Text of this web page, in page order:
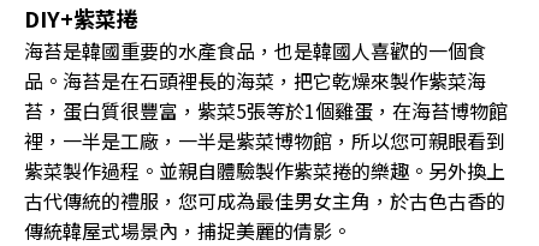
DIY+紫菜捲
海苔是韓國重要的水產食品，也是韓國人喜歡的一個食
品。海苔是在石頭裡長的海菜，把它乾燥來製作紫菜海
苔，蛋白質很豐富，紫菜5張等於1個雞蛋，在海苔博物館
裡，一半是工廠，一半是紫菜博物館，所以您可親眼看到
紫菜製作過程。並親自體驗製作紫菜捲的樂趣。另外換上
古代傳統的禮服，您可成為最佳男女主角，於古色古香的
傳統韓屋式場景內，捕捉美麗的倩影。